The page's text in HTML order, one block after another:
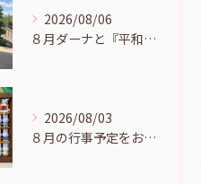
2026/08/06
８月ダーナと『平和の鐘を鳴らそう』（幼児組、８月６日）
2026/08/03
８月の行事予定をお知らせします